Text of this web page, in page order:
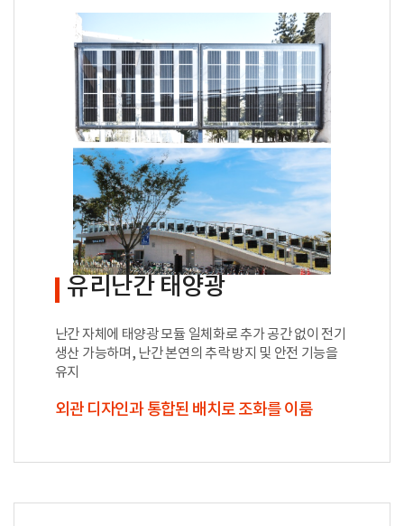
유리난간 태양광
난간 자체에 태양광 모듈 일체화로 추가 공간 없이 전기
생산 가능하며, 난간 본연의 추락 방지 및 안전 기능을
유지
외관 디자인과 통합된 배치로 조화를 이룸